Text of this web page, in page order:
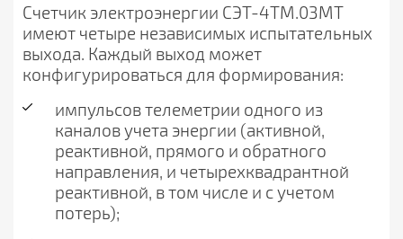
Счетчик электроэнергии СЭТ-4ТМ.03МТ
имеют четыре независимых испытательных
выхода. Каждый выход может
конфигурироваться для формирования:
импульсов телеметрии одного из
каналов учета энергии (активной,
реактивной, прямого и обратного
направления, и четырехквадрантной
реактивной, в том числе и с учетом
потерь);